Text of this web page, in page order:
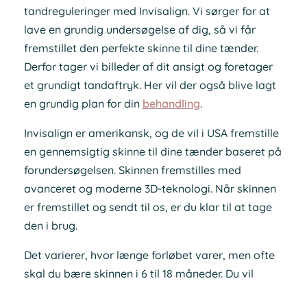
tandreguleringer med Invisalign. Vi sørger for at
lave en grundig undersøgelse af dig, så vi får
fremstillet den perfekte skinne til dine tænder.
Derfor tager vi billeder af dit ansigt og foretager
et grundigt tandaftryk. Her vil der også blive lagt
en grundig plan for din behandling.
Invisalign er amerikansk, og de vil i USA fremstille
en gennemsigtig skinne til dine tænder baseret på
forundersøgelsen. Skinnen fremstilles med
avanceret og moderne 3D-teknologi. Når skinnen
er fremstillet og sendt til os, er du klar til at tage
den i brug.
Det varierer, hvor længe forløbet varer, men ofte
skal du bære skinnen i 6 til 18 måneder. Du vil